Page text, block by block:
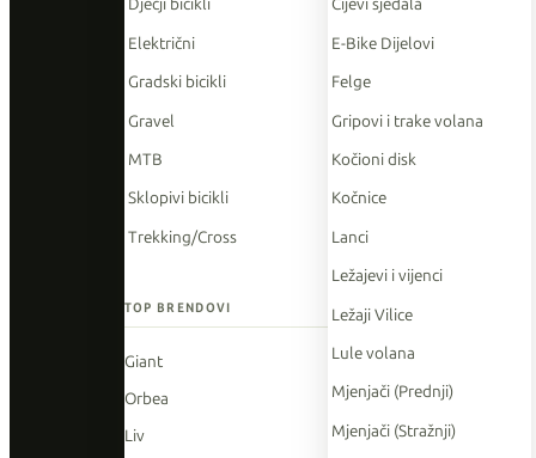
Dječji bicikli
Električni
Gradski bicikli
Gravel
MTB
Sklopivi bicikli
Trekking/Cross
TOP BRENDOVI
Giant
Orbea
Liv
Cijevi sjedala
E-Bike Dijelovi
Felge
Gripovi i trake volana
Kočioni disk
Kočnice
Lanci
Ležajevi i vijenci
Ležaji Vilice
Lule volana
Mjenjači (Prednji)
Mjenjači (Stražnji)